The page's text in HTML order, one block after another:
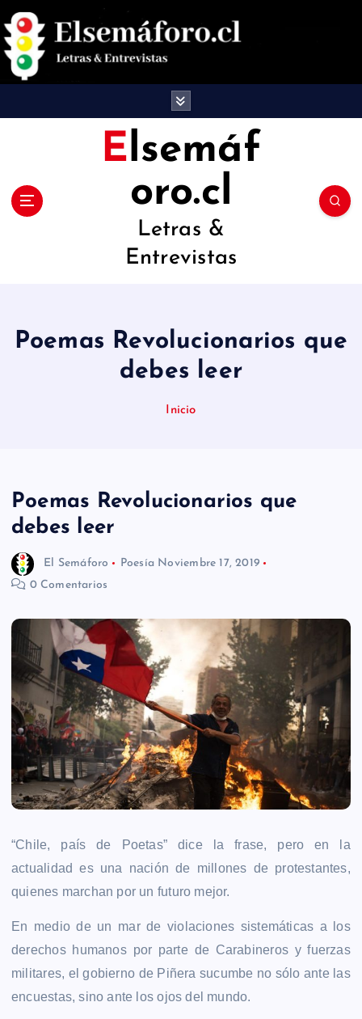
a
Elsemáf
oro.cl
Letras &
Entrevistas
Poemas Revolucionarios que
debes leer
Inicio
Poemas Revolucionarios que
debes leer
El Semáforo Poesía Noviembre 17, 2019
0 Comentarios
“Chile, país de Poetas” dice la frase, pero en la
actualidad es una nación de millones de protestantes,
quienes marchan por un futuro mejor.
En medio de un mar de violaciones sistemáticas a los
derechos humanos por parte de Carabineros y fuerzas
militares, el gobierno de Piñera sucumbe no sólo ante las
encuestas, sino ante los ojos del mundo.